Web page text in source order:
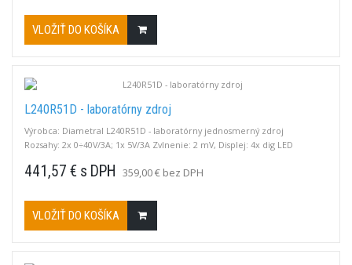
VLOŽIŤ DO KOŠÍKA
L240R51D - laboratórny zdroj
Výrobca: Diametral L240R51D - laboratórny jednosmerný zdroj
Rozsahy: 2x 0÷40V/3A; 1x 5V/3A Zvlnenie: 2 mV, Displej: 4x dig LED
441,57 € s DPH 359,00 € bez DPH
VLOŽIŤ DO KOŠÍKA